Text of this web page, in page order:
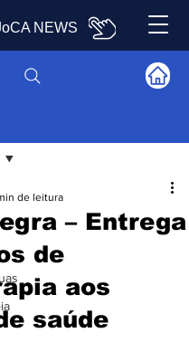
NEWS
– Entrega
de
aos
saúde
de leitura